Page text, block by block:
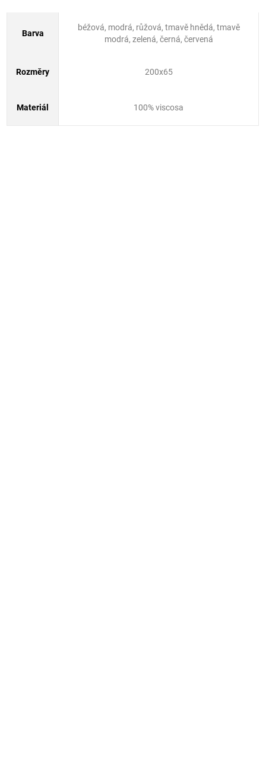
Barva
béžová, modrá, růžová, tmavě hnědá, tmavě
modrá, zelená, černá, červená
Rozměry 200x65
Materiál 100% viscosa